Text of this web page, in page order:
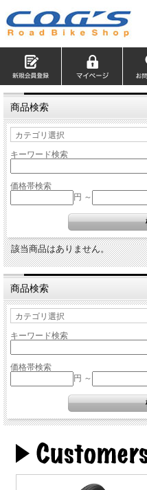
商品検索
キーワード検索
価格帯検索
円 ～
該当商品はありません。
商品検索
キーワード検索
価格帯検索
円 ～